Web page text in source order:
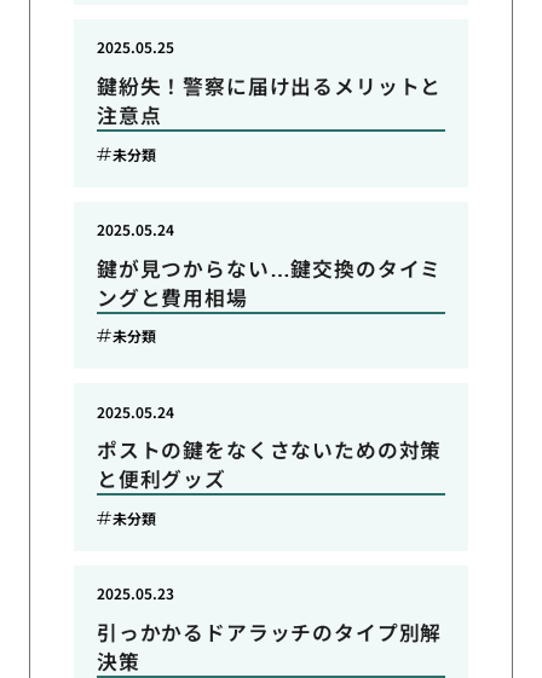
鍵紛失！警察に届け出るメリットと
注意点
2025.05.25
未分類
鍵が見つからない…鍵交換のタイミ
ングと費用相場
2025.05.24
未分類
ポストの鍵をなくさないための対策
と便利グッズ
2025.05.24
未分類
引っかかるドアラッチのタイプ別解
決策
2025.05.23